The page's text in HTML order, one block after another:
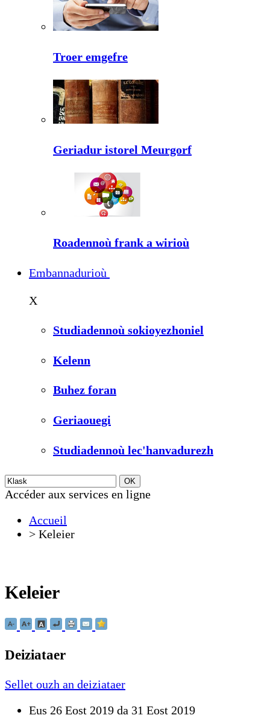
Troer emgefre
Geriadur istorel Meurgorf
Roadennoù frank a wirioù
Embannadurioù
X
Studiadennoù sokioyezhoniel
Kelenn
Buhez foran
Geriaouegi
Studiadennoù lec'hanvadurezh
Accéder aux services en ligne
Accueil
> Keleier
Keleier
Deiziataer
Sellet ouzh an deiziataer
Eus 26 Eost 2019 da 31 Eost 2019